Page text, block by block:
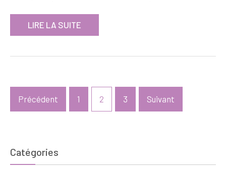
LIRE LA SUITE
Pagination
des
Précédent 1 2 3 Suivant
Catégories